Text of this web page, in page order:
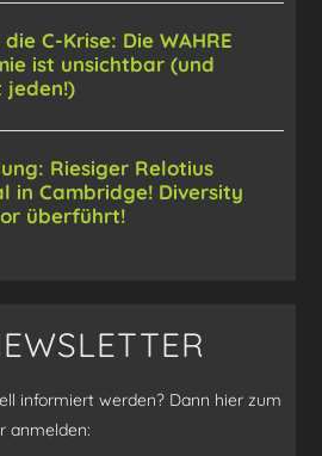
informiert werden? Dann hier zum
anmelden: